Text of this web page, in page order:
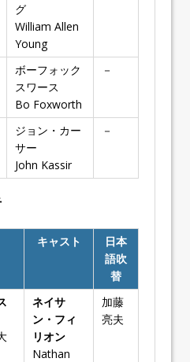
グ
William Allen
Young
ボーフォック
スワース
Bo Foxworth
－
ジョン・カー
サー
John Kassir
－
キャスト
日本
語吹
替
ネイサ
ン・フィ
リオン
Nathan
加藤
亮夫